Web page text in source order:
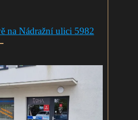
na Nádražní ulici 5982